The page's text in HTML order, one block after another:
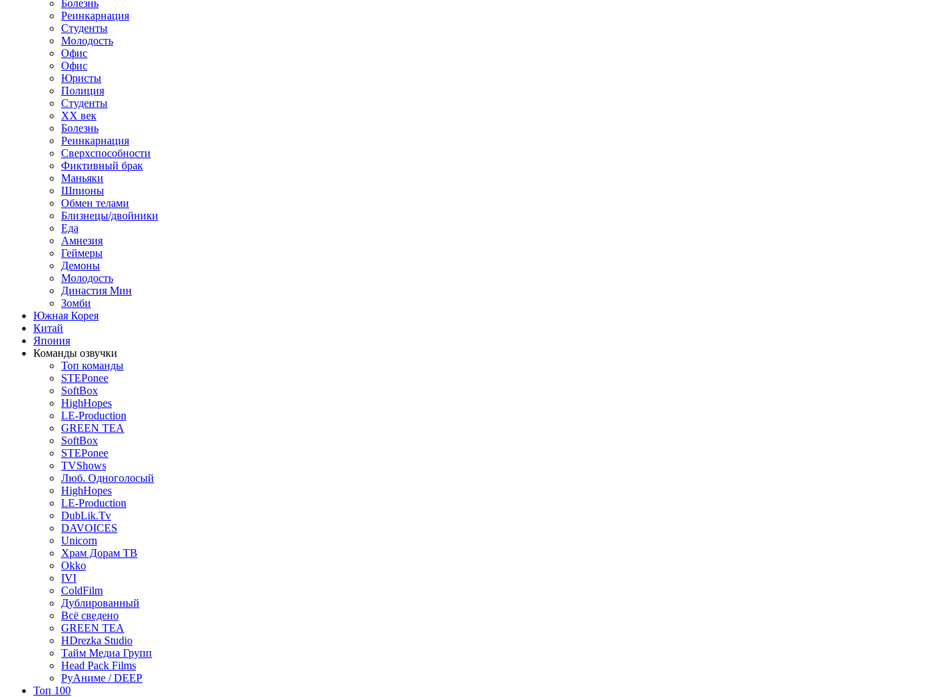
Болезнь
Реинкарнация
Студенты
Молодость
Офис
Офис
Юристы
Полиция
Студенты
ХХ век
Болезнь
Реинкарнация
Сверхспособности
Фиктивный брак
Маньяки
Шпионы
Обмен телами
Близнецы/двойники
Еда
Амнезия
Геймеры
Демоны
Молодость
Династия Мин
Зомби
Южная Корея
Китай
Япония
Команды озвучки
Топ команды
STEPonee
SoftBox
HighHopes
LE-Production
GREEN TEA
SoftBox
STEPonee
TVShows
Люб. Одноголосый
HighHopes
LE-Production
DubLik.Tv
DAVOICES
Unicorn
Храм Дорам ТВ
Okko
IVI
ColdFilm
Дублированный
Всё сведено
GREEN TEA
HDrezka Studio
Тайм Медиа Групп
Head Pack Films
РуАниме / DEEP
Топ 100